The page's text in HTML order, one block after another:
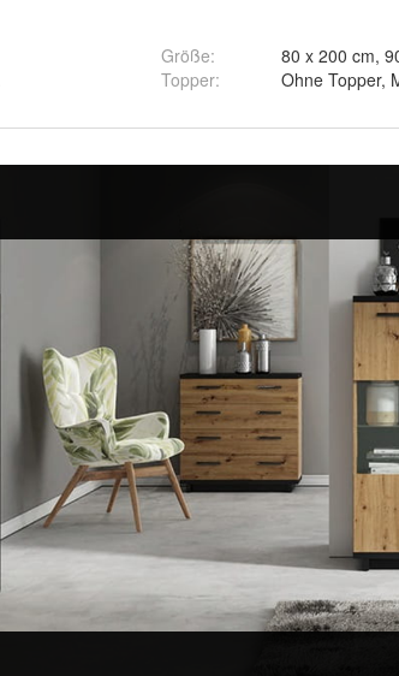
Rosa - Itaka 38, Braun - Itaka 20, Hellgrau -
Größe:
Topper: